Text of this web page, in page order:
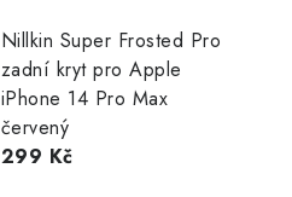
Nillkin Super Frosted Pro
zadní kryt pro Apple
iPhone 14 Pro Max
červený
299 Kč